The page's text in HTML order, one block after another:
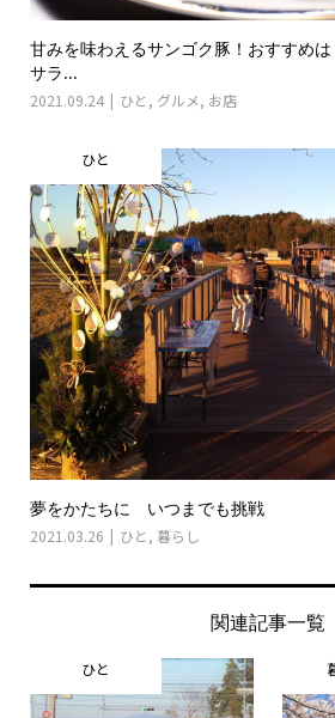
甘みを味わえるサンゴク豚！おすすめ
サラ...
2021.09.24 ひと , グルメ, お店
ひと
夢をかたちに いつまでも挑戦
2021.03.26 ひと , 暮らし
関連記事一覧
ひと